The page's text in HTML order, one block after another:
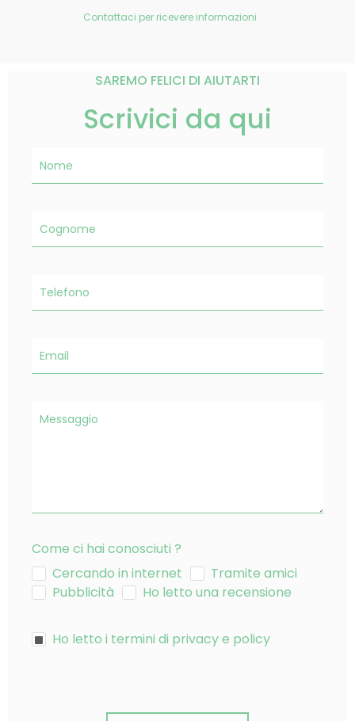
Contattaci per ricevere informazioni
SAREMO FELICI DI AIUTARTI
Scrivici da qui
Come ci hai conosciuti ?
Cercando in internet
Tramite amici
Pubblicità
Ho letto una recensione
Ho letto i termini di privacy e policy